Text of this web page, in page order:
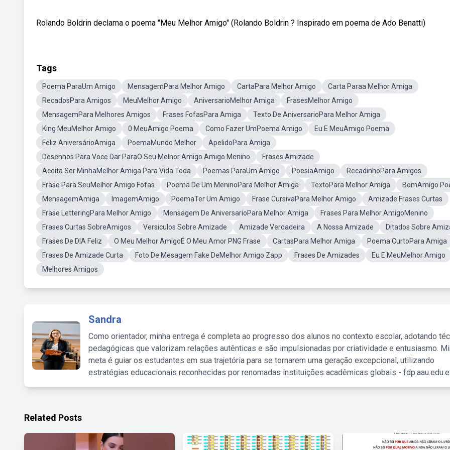
Rolando Boldrin declama o poema "Meu Melhor Amigo" (Rolando Boldrin ? Inspirado em poema de Ado Benatti)
Tags
Poema ParaUm Amigo MensagemPara Melhor Amigo CartaPara Melhor Amigo
Carta Paraa Melhor Amiga
RecadosPara Amigos
MeuMelhor Amigo AniversarioMelhor Amiga
FrasesMelhor Amigo
MensagemPara Melhores Amigos
Frases FofasPara Amiga
Texto De AniversarioPara Melhor Amiga
King MeuMelhor Amigo
0 MeuAmigo Poema Como Fazer UmPoema Amigo
Eu E MeuAmigo Poema
Feliz AniversárioAmiga
PoemaMundo Melhor
ApelidoPara Amiga
Desenhos Para Voce Dar ParaO Seu Melhor Amigo Amigo Menino
Frases Amizade
Aceita Ser MinhaMelhor Amiga Para Vida Toda
Poemas ParaUm Amigo PoesiaAmigo
RecadinhoPara Amigos
Frase Para SeuMelhor Amigo Fofas
Poema De Um MeninoPara Melhor Amiga TextoPara Melhor Amiga
BomAmigo
MensagemAmiga
ImagemAmigo PoemaTer Um Amigo Frase CursivaPara Melhor Amigo
Amizade Frases Curtas
Frase LetteringPara Melhor Amigo
Mensagem De AniversarioPara Melhor Amiga
Frases Para Melhor AmigoMenino
Frases Curtas SobreAmigos
Versiculos Sobre Amizade Amizade Verdadeira A Nossa Amizade
Ditados Sobre
Frases De DIA Feliz
O Meu Melhor AmigoÉ O Meu Amor PNG Frase CartasPara Melhor Amiga
Poema CurtoPara Amiga
Frases De Amizade Curta
Foto De Mesagem Fake DeMelhor Amigo Zapp Frases De Amizades
Eu E MeuMelhor Amigo
Melhores Amigos
Sandra
Como orientador, minha entrega é completa ao progresso dos alunos no contexto escolar, adotando
pedagógicas que valorizam relações autênticas e são impulsionadas por criatividade e entusiasmo.
meta é guiar os estudantes em sua trajetória para se tornarem uma geração excepcional, utilizando
estratégias educacionais reconhecidas por renomadas instituições acadêmicas globais -
Related Posts